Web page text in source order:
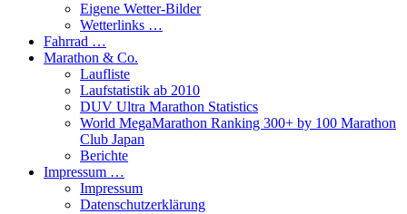
Eigene Wetter-Bilder
Wetterlinks …
Fahrrad …
Marathon & Co.
Laufliste
Laufstatistik ab 2010
DUV Ultra Marathon Statistics
World MegaMarathon Ranking 300+ by 100 Marathon
Club Japan
Berichte
Impressum …
Impressum
Datenschutzerklärung